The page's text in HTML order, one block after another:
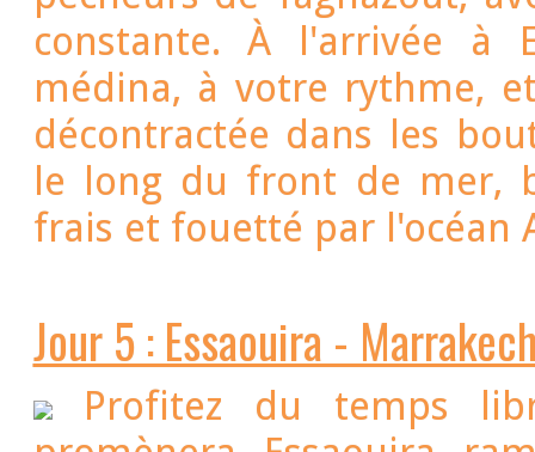
constante. À l'arrivée à
médina, à votre rythme,
décontractée dans les
le long du front de mer,
frais et fouetté par l'océan
Jour 5 : Essaouira -
Profitez du temps